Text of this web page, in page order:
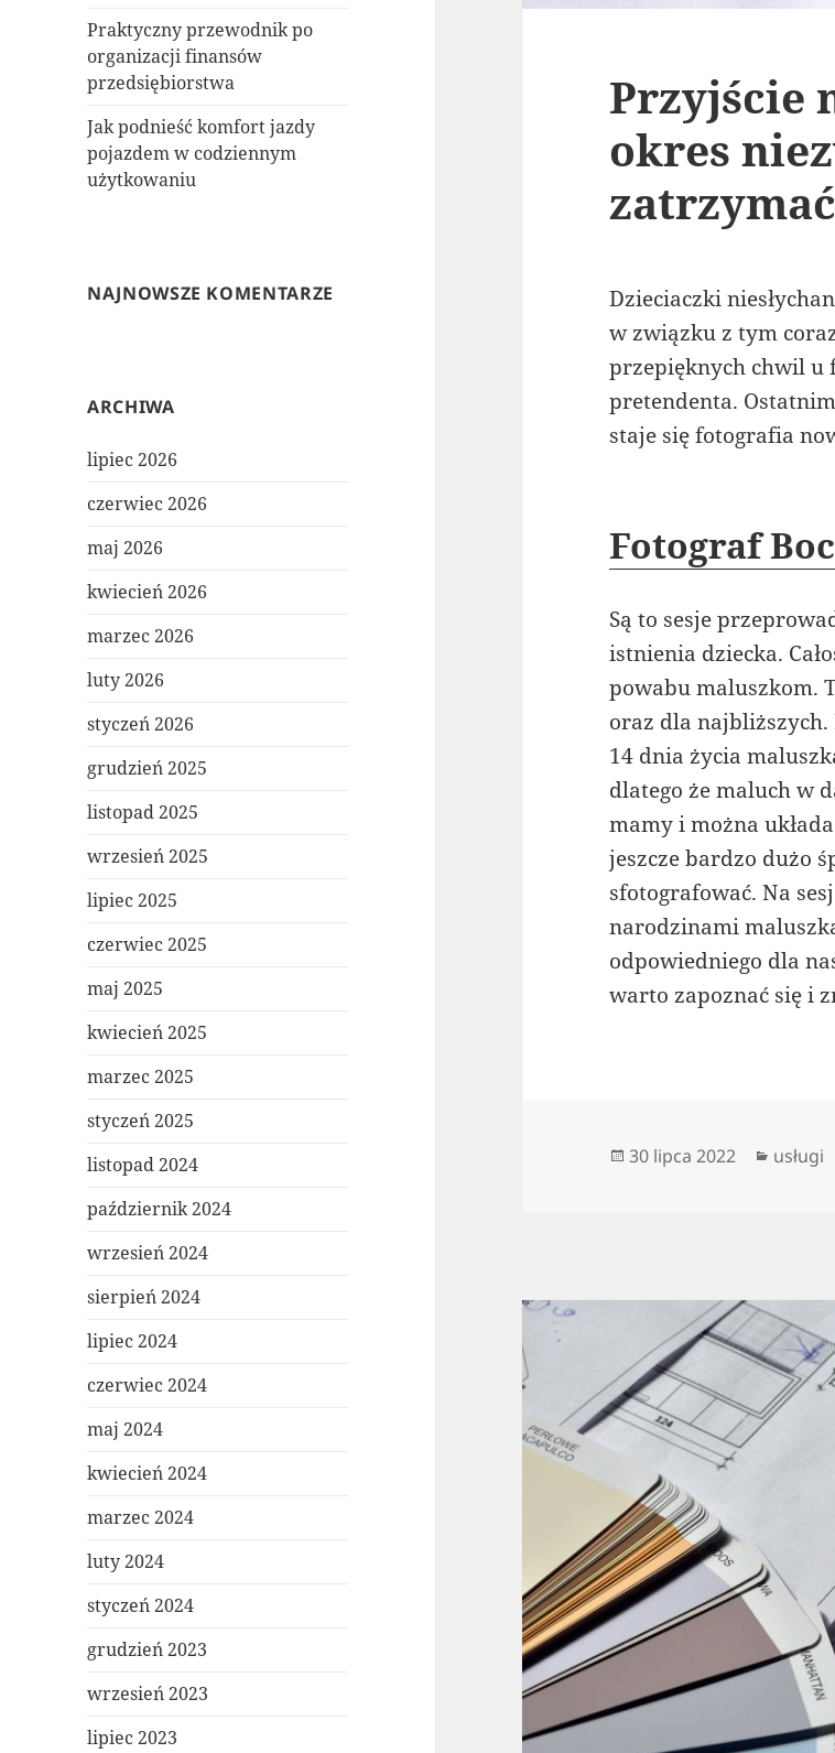
Praktyczny przewodnik po
organizacji finansów
przedsiębiorstwa
Jak podnieść komfort jazdy
pojazdem w codziennym
użytkowaniu
NAJNOWSZE KOMENTARZE
ARCHIWA
lipiec 2026
czerwiec 2026
maj 2026
kwiecień 2026
marzec 2026
luty 2026
styczeń 2026
grudzień 2025
listopad 2025
wrzesień 2025
lipiec 2025
czerwiec 2025
maj 2025
kwiecień 2025
marzec 2025
styczeń 2025
listopad 2024
październik 2024
wrzesień 2024
sierpień 2024
lipiec 2024
czerwiec 2024
maj 2024
kwiecień 2024
marzec 2024
luty 2024
styczeń 2024
grudzień 2023
wrzesień 2023
lipiec 2023
Przyjście
okres
Dzieciaczki
w związku z tym
przepięknych chwil u
pretendenta.
staje się fotografia
Fotograf
Są to sesje
istnienia dziecka.
powabu maluszkom.
oraz dla
14 dnia życia
dlatego że maluch w
mamy i można
jeszcze bardzo dużo
sfotografować. Na
narodzinami
odpowiedniego dla
warto zapoznać się i
Data
30 lipca 2022 usługi